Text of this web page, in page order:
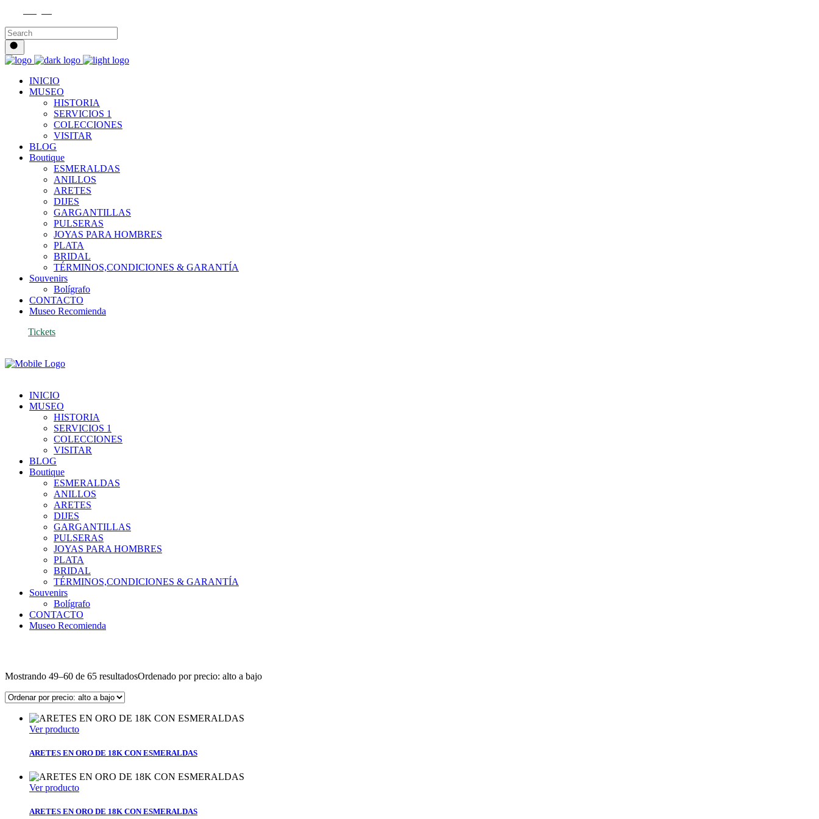
INICIO
MUSEO
HISTORIA
SERVICIOS 1
COLECCIONES
VISITAR
BLOG
Boutique
ESMERALDAS
ANILLOS
ARETES
DIJES
GARGANTILLAS
PULSERAS
JOYAS PARA HOMBRES
PLATA
BRIDAL
TÉRMINOS,CONDICIONES & GARANTÍA
Souvenirs
Bolígrafo
CONTACTO
Museo Recomienda
Tickets
INICIO
MUSEO
HISTORIA
SERVICIOS 1
COLECCIONES
VISITAR
BLOG
Boutique
ESMERALDAS
ANILLOS
ARETES
DIJES
GARGANTILLAS
PULSERAS
JOYAS PARA HOMBRES
PLATA
BRIDAL
TÉRMINOS,CONDICIONES & GARANTÍA
Souvenirs
Bolígrafo
CONTACTO
Museo Recomienda
Mostrando 49–60 de 65 resultadosOrdenado por precio: alto a bajo
Ver producto
ARETES EN ORO DE 18K CON ESMERALDAS
Ver producto
ARETES EN ORO DE 18K CON ESMERALDAS